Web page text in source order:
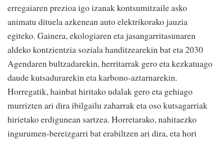
erregaiaren prezioa igo izanak kontsumitzaile asko
animatu dituela azkenean auto elektrikorako jauzia
egiteko. Gainera, ekologiaren eta jasangarritasunaren
aldeko kontzientzia soziala handitzearekin bat eta 2030
Agendaren bultzadarekin, herritarrak gero eta kezkatuago
daude kutsadurarekin eta karbono-aztarnarekin.
Horregatik, hainbat hiritako udalak gero eta gehiago
murrizten ari dira ibilgailu zaharrak eta oso kutsagarriak
hirietako erdigunean sartzea. Horretarako, nahitaezko
ingurumen-bereizgarri bat erabiltzen ari dira, eta hori